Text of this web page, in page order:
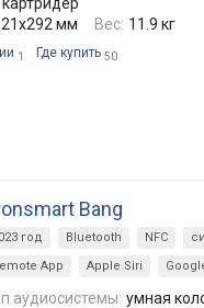
мм Вес: 11.9 кг
1 Где купить 50
Bang
год Bluetooth NFC
App
Apple Siri
аудиосистемы: умная